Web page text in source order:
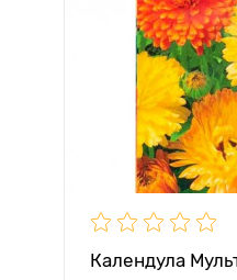
Календула